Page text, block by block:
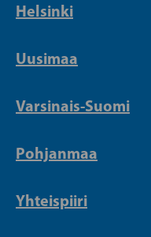
Helsinki
Uusimaa
Varsinais-Suomi
Pohjanmaa
Yhteispiiri